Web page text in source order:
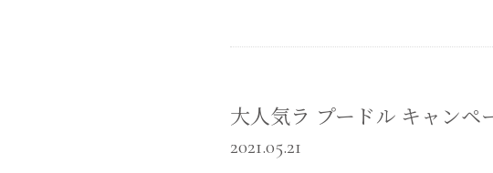
大人気ラ プードル キャンペ
2021.05.21